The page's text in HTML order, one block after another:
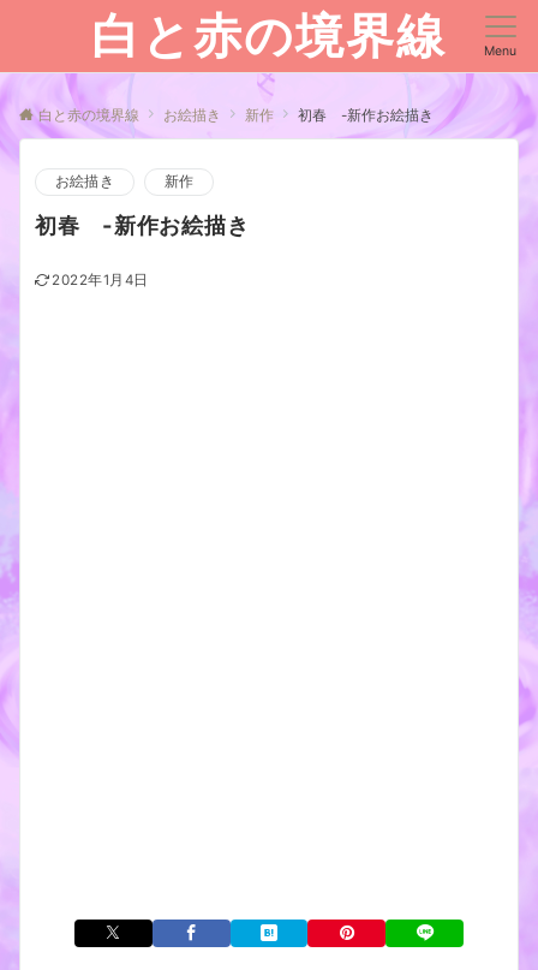
白と赤の境界線 Menu
白と赤の境界線 お絵描き 新作 初春 -新作お絵描き
お絵描き 新作
初春 -新作お絵描き
2022年1月4日